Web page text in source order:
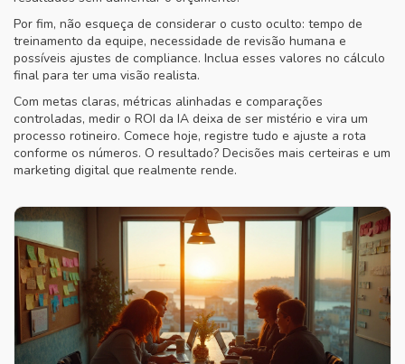
Por fim, não esqueça de considerar o custo oculto: tempo de
treinamento da equipe, necessidade de revisão humana e
possíveis ajustes de compliance. Inclua esses valores no cálculo
final para ter uma visão realista.
Com metas claras, métricas alinhadas e comparações
controladas, medir o ROI da IA deixa de ser mistério e vira um
processo rotineiro. Comece hoje, registre tudo e ajuste a rota
conforme os números. O resultado? Decisões mais certeiras e um
marketing digital que realmente rende.